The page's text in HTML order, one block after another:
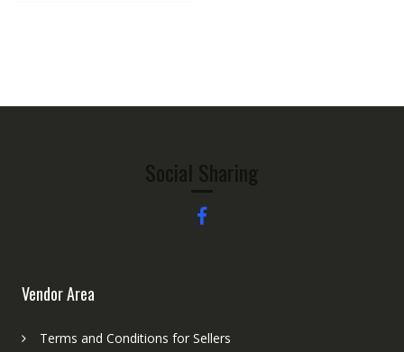
Social Sharing
Vendor Area
Terms and Conditions for Sellers